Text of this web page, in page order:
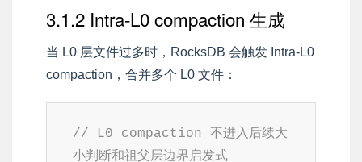
3.1.2 Intra-L0 compaction 生成
当 L0 层文件过多时，RocksDB 会触发 Intra-L0
compaction，合并多个 L0 文件：
// L0 compaction 不进入后续大
小判断和祖父层边界启发式